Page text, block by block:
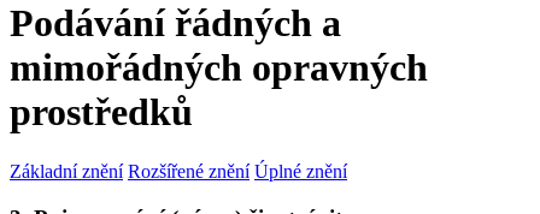
Podávání řádných a
mimořádných opravných
prostředků
Základní znění Rozšířené znění Úplné znění